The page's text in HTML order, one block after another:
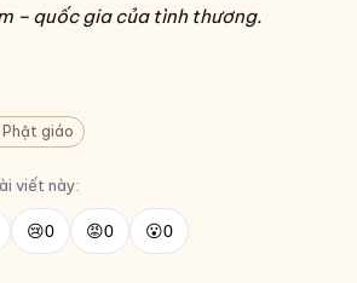
– quốc gia của tình thương.
Phật giáo
viết này:
😢0 😡0 😮0